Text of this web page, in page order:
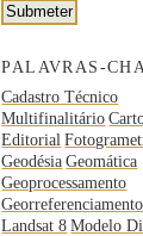
PALAVRAS-
Cadastro Técnico
Multifinalitário
Editorial
Geodésia Geomática
Geoprocessamento
Georreferenciamento
Landsat 8 Modelo